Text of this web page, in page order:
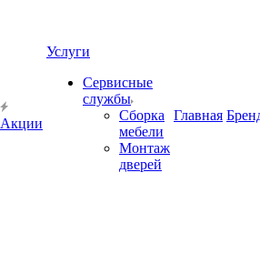
Акции
Услуги
Сервисные
службы
Сборка
мебели
Монтаж
дверей
Главная